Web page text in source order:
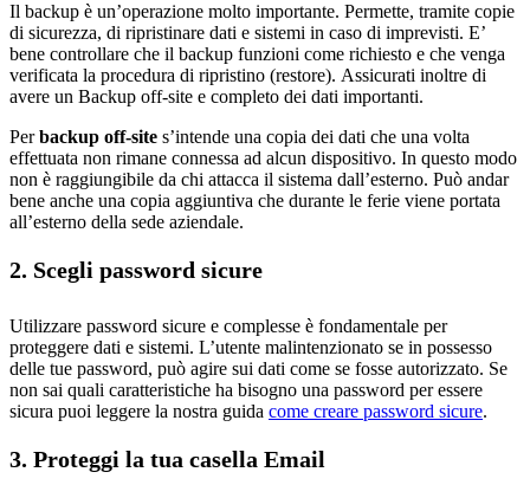
Il backup è un’operazione molto importante. Permette, tramite copie
di sicurezza, di ripristinare dati e sistemi in caso di imprevisti. E’
bene controllare che il backup funzioni come richiesto e che venga
verificata la procedura di ripristino (restore). Assicurati inoltre di
avere un Backup off-site e completo dei dati importanti.
Perbackup off-site s’intende una copia dei dati che una volta
effettuata non rimane connessa ad alcun dispositivo. In questo modo
non è raggiungibile da chi attacca il sistema dall’esterno. Può andar
bene anche una copia aggiuntiva che durante le ferie viene portata
all’esterno della sede aziendale.
2. Scegli password sicure
Utilizzare password sicure e complesse è fondamentale per
proteggere dati e sistemi. L’utente malintenzionato se in possesso
delle tue password, può agire sui dati come se fosse autorizzato. Se
non sai quali caratteristiche ha bisogno una password per essere
sicura puoi leggere la nostra guida come creare password sicure.
3. Proteggi la tua casella Email